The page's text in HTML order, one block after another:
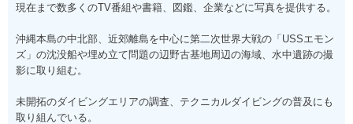
現在まで数多くのTV番組や書籍、図鑑、企業などに写真を提供する。
沖縄本島の中北部、近郊離島を中心に第二次世界大戦の「USSエモン
ズ」の沈没船や埋め立て問題の辺野古基地周辺の海域、水中遺跡の撮
影に取り組む。
未開拓のダイビングエリアの調査、テクニカルダイビングの普及にも
取り組んでいる。